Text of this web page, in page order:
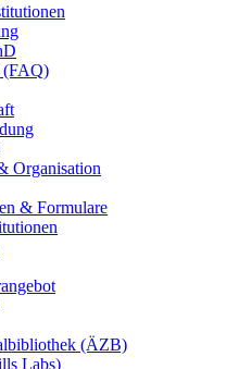
(FAQ)
Organisation
& Formulare
(ÄZB)
Labs)